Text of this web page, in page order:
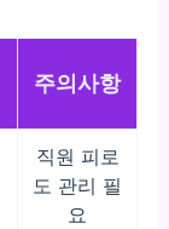
주의사항
직원 피로
도 관리 필
요